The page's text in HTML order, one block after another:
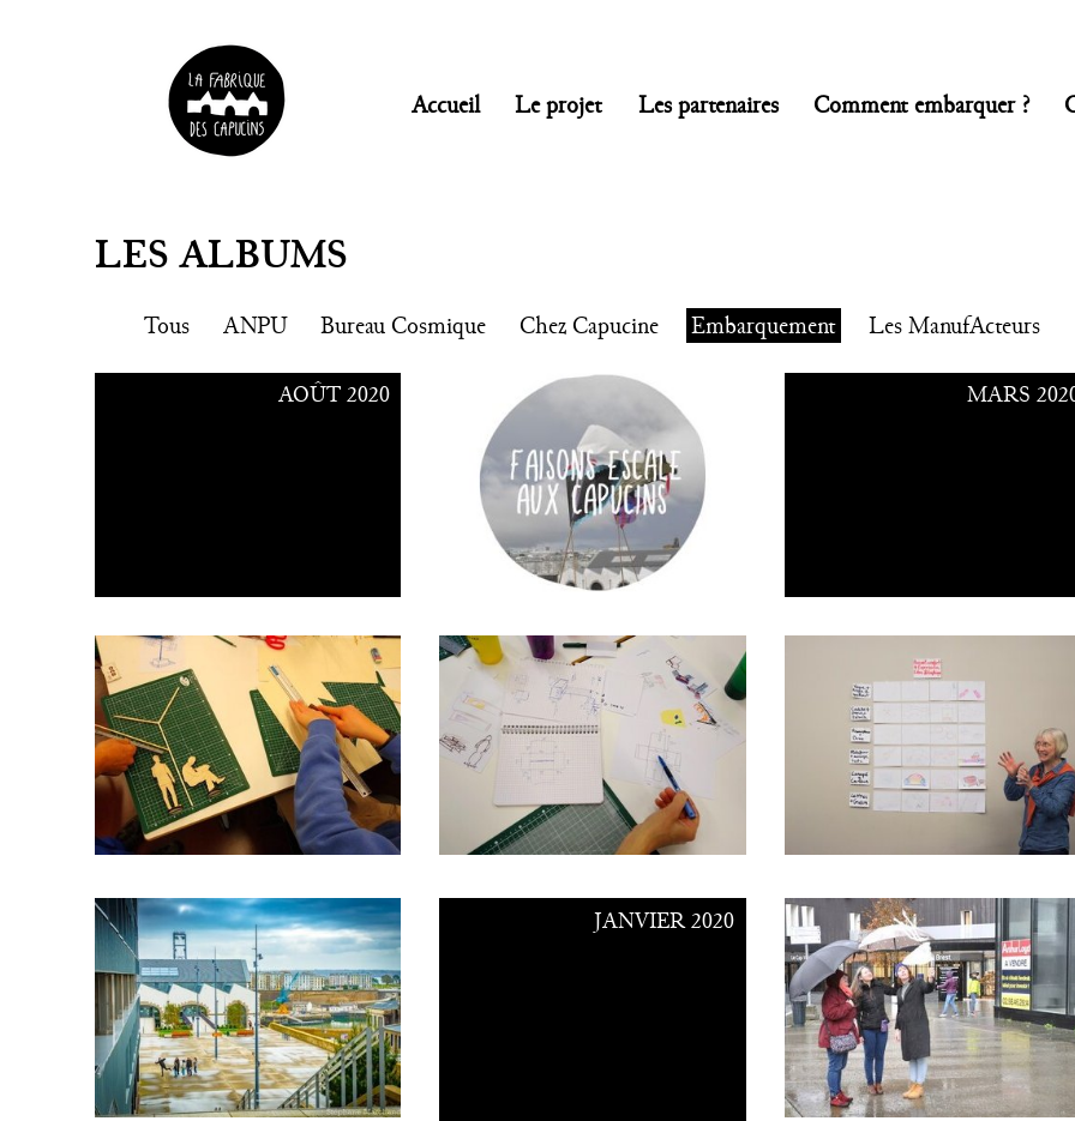
Accueil Le projet Les partenaires Comment embarquer ?
LES ALBUMS
Tous ANPU Bureau Cosmique Chez Capucine Embarquement Les ManufActeurs
AOÛT 2020 MARS
JANVIER 2020